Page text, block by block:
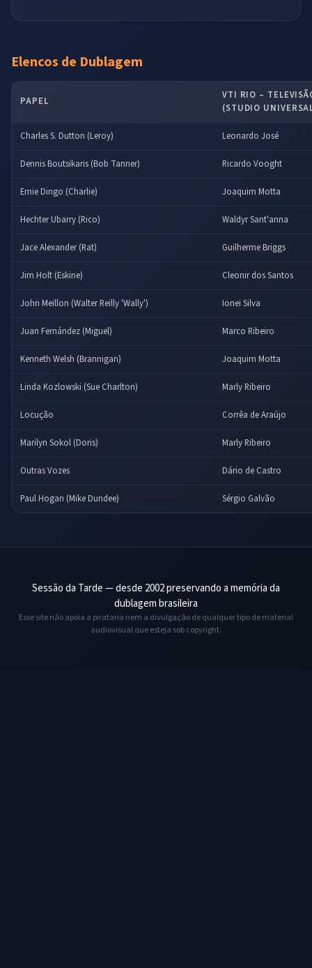
Elencos de Dublagem
PAPEL
VTI RIO –
(STUDIO
Charles S. Dutton (Leroy) Leonardo José
Dennis Boutsikaris (Bob Tanner) Ricardo Vooght
Ernie Dingo (Charlie) Joaquim Motta
Hechter Ubarry (Rico) Waldyr Sant'anna
Jace Alexander (Rat) Guilherme Briggs
Jim Holt (Eskine) Cleonir dos Santos
John Meillon (Walter Reilly 'Wally') Ionei Silva
Juan Fernández (Miguel) Marco Ribeiro
Kenneth Welsh (Brannigan) Joaquim Motta
Linda Kozlowski (Sue Charlton) Marly Ribeiro
Locução Corrêa de Araújo
Marilyn Sokol (Doris) Marly Ribeiro
Outras Vozes Dário de Castro
Paul Hogan (Mike Dundee) Sérgio Galvão
Sessão da Tarde — desde 2002 preservando a memória da
dublagem brasileira
Esse site não apoia a pirataria nem a divulgação de qualquer tipo de material
audiovisual que esteja sob copyright.